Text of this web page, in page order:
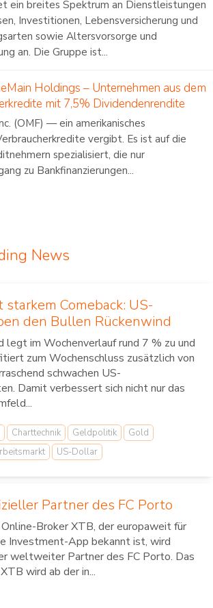
ein breites Spektrum an Dienstleistungen
Investitionen, Lebensversicherung und
sowie Altersvorsorge und
an. Die Gruppe ist...
Holdings – Unternehmen aus dem
mit 7,5% Dividendenrendite
(OMF) — ein amerikanisches
vergibt. Es ist auf die
spezialisiert, die nur
zu Bankfinanzierungen...
News
Comeback: US-
den Bullen Rückenwind
legt im Wochenverlauf rund 7 % zu und
zum Wochenschluss zusätzlich von
schwachen US-
Damit verbessert sich nicht nur das
Charttechnik Geldpolitik
Gold
US-Dollar
Partner des FC Porto
Broker XTB, der europaweit für
Investment-App bekannt ist, wird
weltweiter Partner des FC Porto. Das
wird ab der in...